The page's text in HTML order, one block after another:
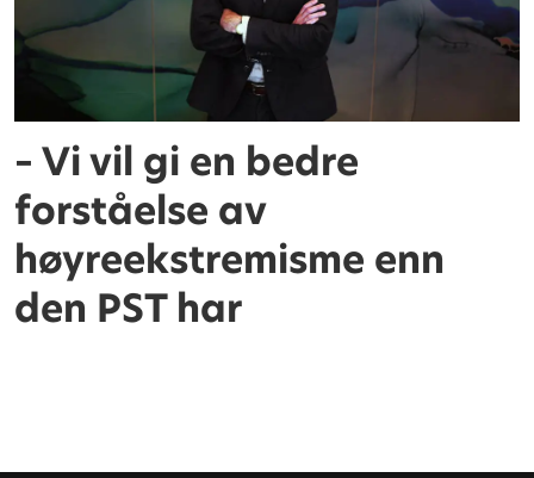
– Vi vil gi en bedre
forståelse av
høyreekstremisme enn
den PST har